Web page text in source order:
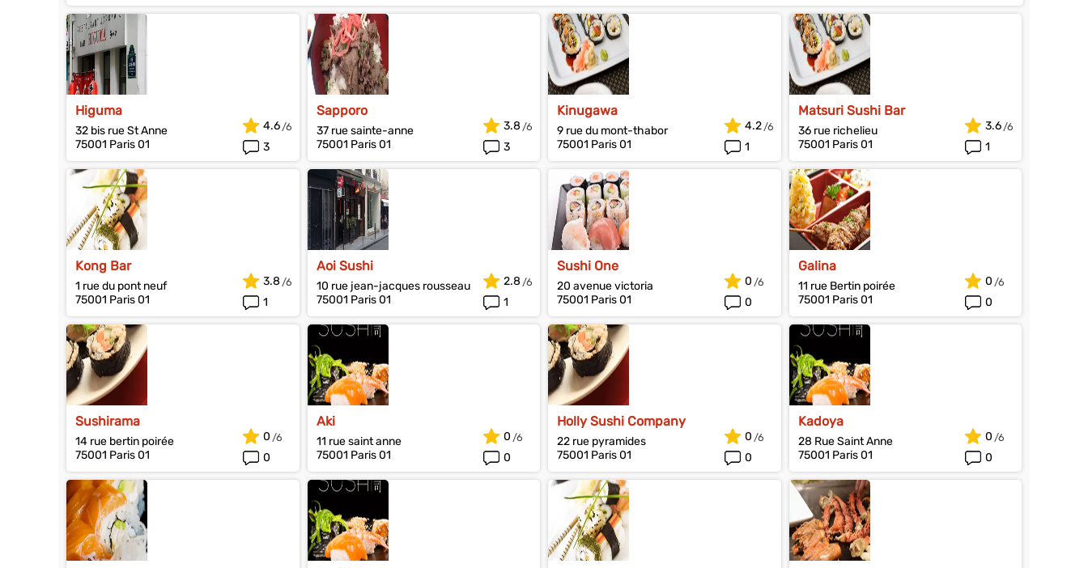
Higuma
32 bis rue St Anne
75001 Paris 01
3
4.6
Sapporo
37 rue sainte-anne
75001 Paris 01
3
3.8
Kinugawa
9 rue du mont-thabor
75001 Paris 01
1
4.2
Matsuri Sushi Bar
36 rue richelieu
75001 Paris 01
1
3.6
Kong Bar
1 rue du pont neuf
75001 Paris 01
1
3.8
Aoi Sushi
10 rue jean-jacques rousseau
75001 Paris 01
1
2.8
Sushi One
20 avenue victoria
75001 Paris 01
0
0
Galina
11 rue Bertin poirée
75001 Paris 01
0
0
Sushirama
14 rue bertin poirée
75001 Paris 01
0
0
Aki
11 rue saint anne
75001 Paris 01
0
0
Holly Sushi Company
22 rue pyramides
75001 Paris 01
0
0
Kadoya
28 Rue Saint Anne
75001 Paris 01
0
0